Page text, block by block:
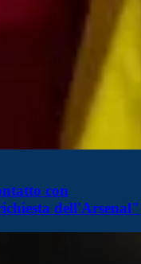
con
dell'Arsenal"